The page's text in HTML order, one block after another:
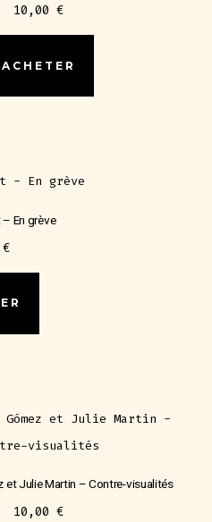
10,00€
ACHETER
En grève
€
et Julie Martin – Contre-visualités
10,00€